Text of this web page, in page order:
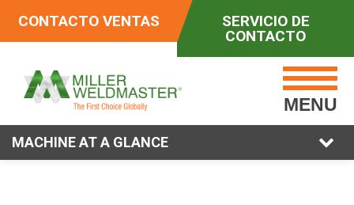
CONTACTO VENTAS
SERVICIO DE
CONTACTO
MENU
MACHINE AT A GLANCE